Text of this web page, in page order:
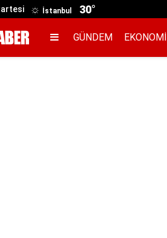
İstanbul 30°
GÜNDEM EKONOMI